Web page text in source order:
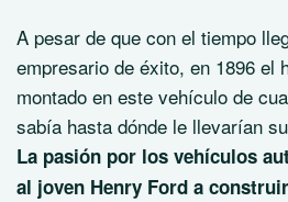
A pesar de que con el tiempo
empresario de éxito, en 1896 el
montado en este vehículo de
sabía hasta dónde le llevarían
La pasión por los vehículos
al joven Henry Ford a